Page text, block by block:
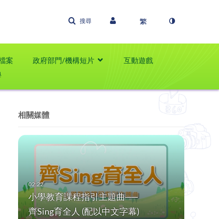
搜尋
案 政府部門/機構短片
互動遊戲
相關媒體
小學教育課程指引主題曲──
齊Sing育全人 (配以中文字幕)